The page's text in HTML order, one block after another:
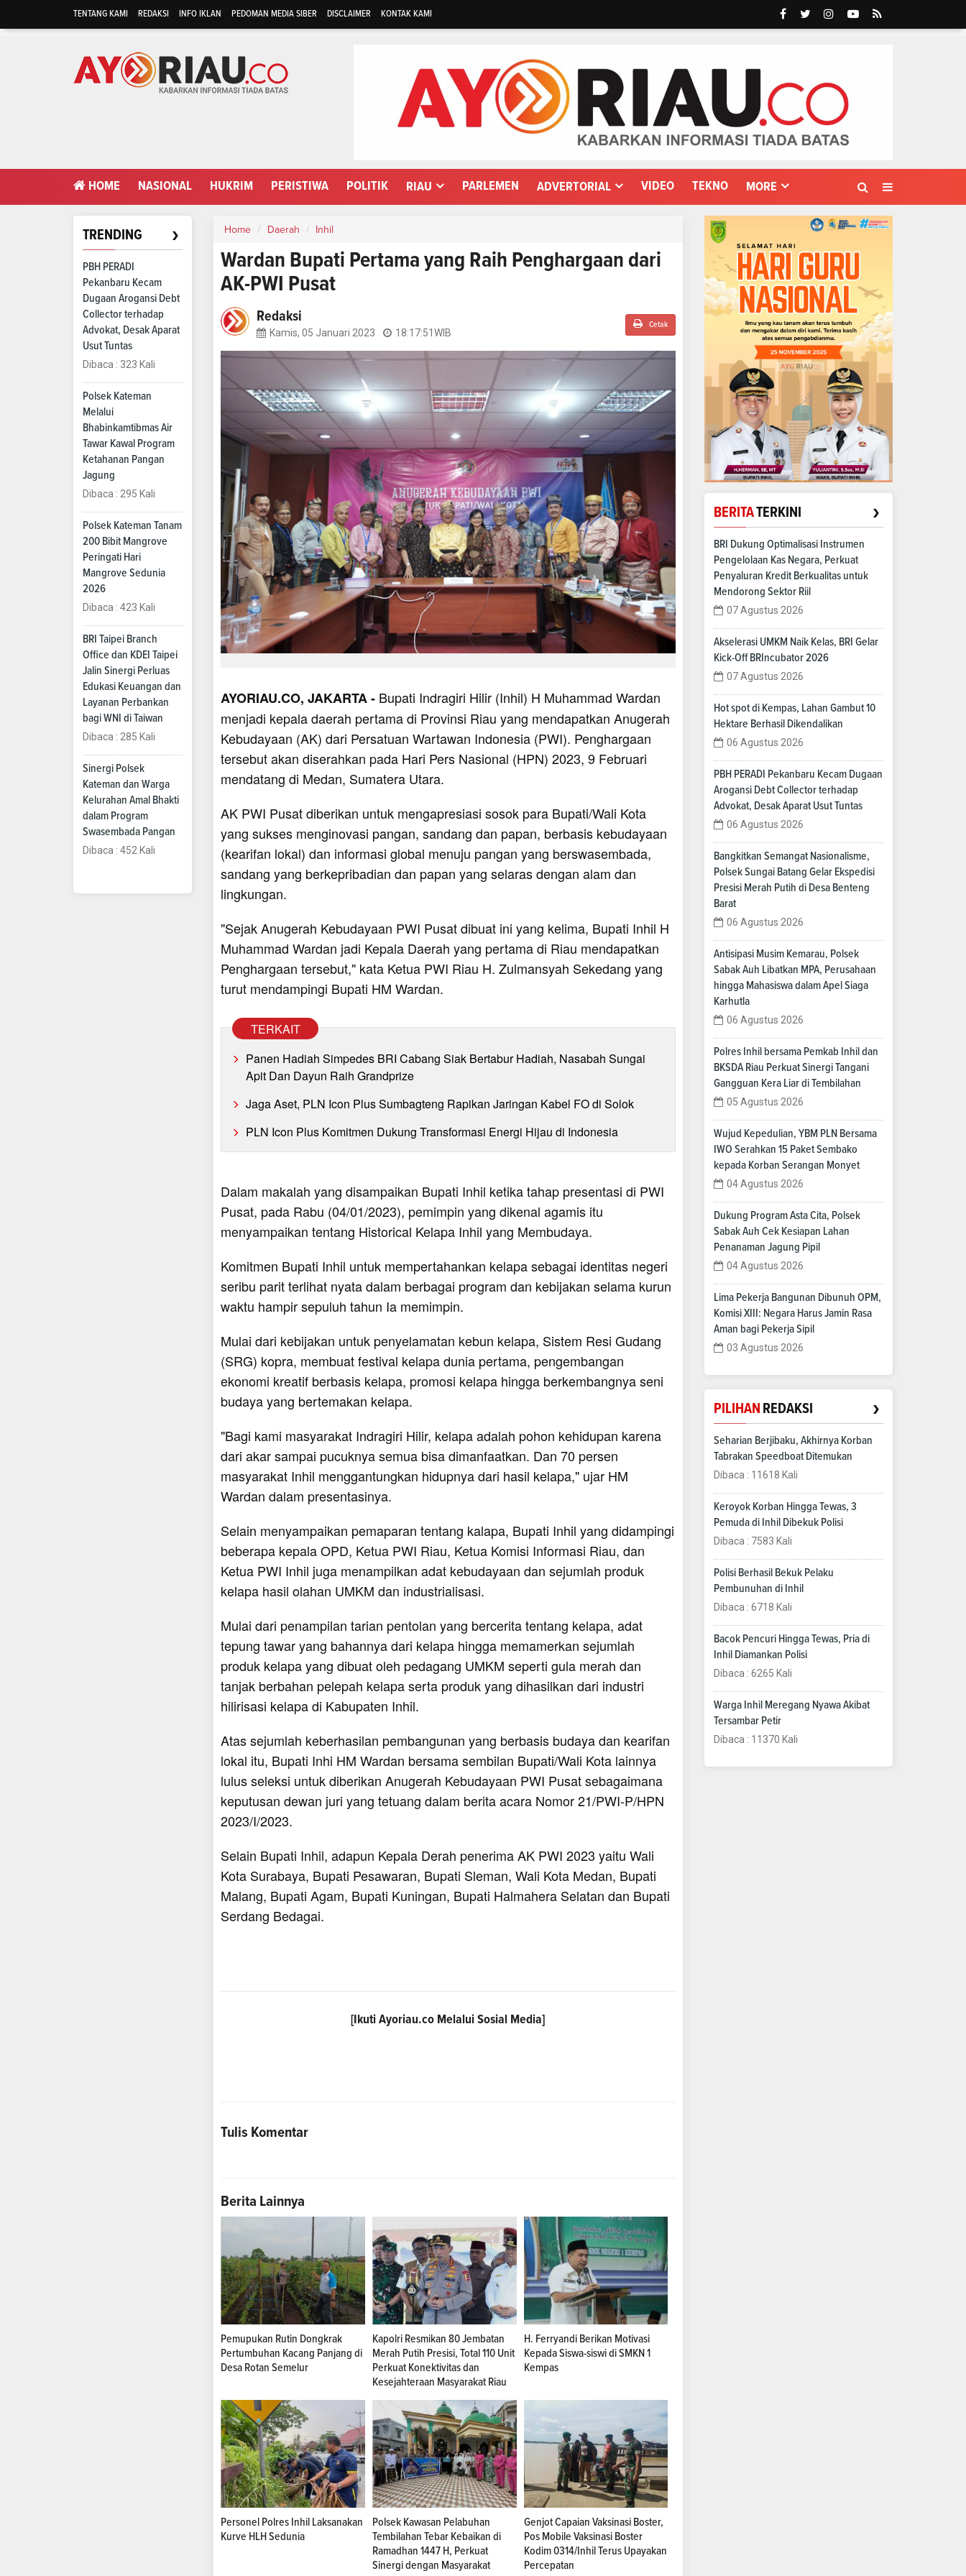
TENTANG KAMI REDAKSI INFO IKLAN PEDOMAN MEDIA SIBER DISCLAIMER KONTAK KAMI
HOME NASIONAL HUKRIM PERISTIWA POLITIK RIAU PARLEMEN ADVERTORIAL VIDEO TEKNO MORE
TRENDING ›
PBH PERADI
Pekanbaru Kecam
Dugaan Arogansi Debt
Collector terhadap
Advokat, Desak Aparat
Usut Tuntas
Dibaca : 323 Kali
Polsek Kateman
Melalui
Bhabinkamtibmas Air
Tawar Kawal Program
Ketahanan Pangan
Jagung
Dibaca : 295 Kali
Polsek Kateman Tanam
200 Bibit Mangrove
Peringati Hari
Mangrove Sedunia
2026
Dibaca : 423 Kali
BRI Taipei Branch
Office dan KDEI Taipei
Jalin Sinergi Perluas
Edukasi Keuangan dan
Layanan Perbankan
bagi WNI di Taiwan
Dibaca : 285 Kali
Sinergi Polsek
Kateman dan Warga
Kelurahan Amal Bhakti
dalam Program
Swasembada Pangan
Dibaca : 452 Kali
Home Daerah Inhil
Wardan Bupati Pertama yang Raih Penghargaan dari
AK-PWI Pusat
Redaksi
Kamis, 05 Januari 2023 18:17:51WIB
Cetak
AYORIAU.CO, JAKARTA - Bupati Indragiri Hilir (Inhil) H Muhammad Wardan
menjadi kepala daerah pertama di Provinsi Riau yang mendapatkan Anugerah
Kebudayaan (AK) dari Persatuan Wartawan Indonesia (PWI). Penghargaan
tersebut akan diserahkan pada Hari Pers Nasional (HPN) 2023, 9 Februari
mendatang di Medan, Sumatera Utara.
AK PWI Pusat diberikan untuk mengapresiasi sosok para Bupati/Wali Kota
yang sukses menginovasi pangan, sandang dan papan, berbasis kebudayaan
(kearifan lokal) dan informasi global menuju pangan yang berswasembada,
sandang yang berkepribadian dan papan yang selaras dengan alam dan
lingkungan.
"Sejak Anugerah Kebudayaan PWI Pusat dibuat ini yang kelima, Bupati Inhil H
Muhammad Wardan jadi Kepala Daerah yang pertama di Riau mendapatkan
Penghargaan tersebut," kata Ketua PWI Riau H. Zulmansyah Sekedang yang
turut mendampingi Bupati HM Wardan.
TERKAIT
Panen Hadiah Simpedes BRI Cabang Siak Bertabur Hadiah, Nasabah Sungai
Apit Dan Dayun Raih Grandprize
Jaga Aset, PLN Icon Plus Sumbagteng Rapikan Jaringan Kabel FO di Solok
PLN Icon Plus Komitmen Dukung Transformasi Energi Hijau di Indonesia
Dalam makalah yang disampaikan Bupati Inhil ketika tahap presentasi di PWI
Pusat, pada Rabu (04/01/2023), pemimpin yang dikenal agamis itu
menyampaikan tentang Historical Kelapa Inhil yang Membudaya.
Komitmen Bupati Inhil untuk mempertahankan kelapa sebagai identitas negeri
seribu parit terlihat nyata dalam berbagai program dan kebijakan selama kurun
waktu hampir sepuluh tahun Ia memimpin.
Mulai dari kebijakan untuk penyelamatan kebun kelapa, Sistem Resi Gudang
(SRG) kopra, membuat festival kelapa dunia pertama, pengembangan
ekonomi kreatif berbasis kelapa, promosi kelapa hingga berkembangnya seni
budaya yang bertemakan kelapa.
"Bagi kami masyarakat Indragiri Hilir, kelapa adalah pohon kehidupan karena
dari akar sampai pucuknya semua bisa dimanfaatkan. Dan 70 persen
masyarakat Inhil menggantungkan hidupnya dari hasil kelapa," ujar HM
Wardan dalam presentasinya.
Selain menyampaikan pemaparan tentang kalapa, Bupati Inhil yang didampingi
beberapa kepala OPD, Ketua PWI Riau, Ketua Komisi Informasi Riau, dan
Ketua PWI Inhil juga menampilkan adat kebudayaan dan sejumlah produk
kelapa hasil olahan UMKM dan industrialisasi.
Mulai dari penampilan tarian pentolan yang bercerita tentang kelapa, adat
tepung tawar yang bahannya dari kelapa hingga memamerkan sejumlah
produk kelapa yang dibuat oleh pedagang UMKM seperti gula merah dan
tanjak berbahan pelepah kelapa serta produk yang dihasilkan dari industri
hilirisasi kelapa di Kabupaten Inhil.
Atas sejumlah keberhasilan pembangunan yang berbasis budaya dan kearifan
lokal itu, Bupati Inhi HM Wardan bersama sembilan Bupati/Wali Kota lainnya
lulus seleksi untuk diberikan Anugerah Kebudayaan PWI Pusat sebagaimana
keputusan dewan juri yang tetuang dalam berita acara Nomor 21/PWI-P/HPN
2023/I/2023.
Selain Bupati Inhil, adapun Kepala Derah penerima AK PWI 2023 yaitu Wali
Kota Surabaya, Bupati Pesawaran, Bupati Sleman, Wali Kota Medan, Bupati
Malang, Bupati Agam, Bupati Kuningan, Bupati Halmahera Selatan dan Bupati
Serdang Bedagai.
[IkutiAyoriau.co Melalui Sosial Media]
Tulis Komentar
Berita Lainnya
Pemupukan Rutin Dongkrak
Pertumbuhan Kacang Panjang di
Desa Rotan Semelur
Kapolri Resmikan 80 Jembatan
Merah Putih Presisi, Total 110 Unit
Perkuat Konektivitas dan
Kesejahteraan Masyarakat Riau
H. Ferryandi Berikan Motivasi
Kepada Siswa-siswi di SMKN 1
Kempas
Personel Polres Inhil Laksanakan
Kurve HLH Sedunia
Polsek Kawasan Pelabuhan
Tembilahan Tebar Kebaikan di
Ramadhan 1447 H, Perkuat
Sinergi dengan Masyarakat
Genjot Capaian Vaksinasi Boster,
Pos Mobile Vaksinasi Boster
Kodim 0314/Inhil Terus Upayakan
Percepatan
BERITATERKINI ›
BRI Dukung Optimalisasi Instrumen
Pengelolaan Kas Negara, Perkuat
Penyaluran Kredit Berkualitas untuk
Mendorong Sektor Riil
07 Agustus 2026
Akselerasi UMKM Naik Kelas, BRI Gelar
Kick-Off BRIncubator 2026
07 Agustus 2026
Hot spot di Kempas, Lahan Gambut 10
Hektare Berhasil Dikendalikan
06 Agustus 2026
PBH PERADI Pekanbaru Kecam Dugaan
Arogansi Debt Collector terhadap
Advokat, Desak Aparat Usut Tuntas
06 Agustus 2026
Bangkitkan Semangat Nasionalisme,
Polsek Sungai Batang Gelar Ekspedisi
Presisi Merah Putih di Desa Benteng
Barat
06 Agustus 2026
Antisipasi Musim Kemarau, Polsek
Sabak Auh Libatkan MPA, Perusahaan
hingga Mahasiswa dalam Apel Siaga
Karhutla
06 Agustus 2026
Polres Inhil bersama Pemkab Inhil dan
BKSDA Riau Perkuat Sinergi Tangani
Gangguan Kera Liar di Tembilahan
05 Agustus 2026
Wujud Kepedulian, YBM PLN Bersama
IWO Serahkan 15 Paket Sembako
kepada Korban Serangan Monyet
04 Agustus 2026
Dukung Program Asta Cita, Polsek
Sabak Auh Cek Kesiapan Lahan
Penanaman Jagung Pipil
04 Agustus 2026
Lima Pekerja Bangunan Dibunuh OPM,
Komisi XIII: Negara Harus Jamin Rasa
Aman bagi Pekerja Sipil
03 Agustus 2026
PILIHAN REDAKSI ›
Seharian Berjibaku, Akhirnya Korban
Tabrakan Speedboat Ditemukan
Dibaca : 11618 Kali
Keroyok Korban Hingga Tewas, 3
Pemuda di Inhil Dibekuk Polisi
Dibaca : 7583 Kali
Polisi Berhasil Bekuk Pelaku
Pembunuhan di Inhil
Dibaca : 6718 Kali
Bacok Pencuri Hingga Tewas, Pria di
Inhil Diamankan Polisi
Dibaca : 6265 Kali
Warga Inhil Meregang Nyawa Akibat
Tersambar Petir
Dibaca : 11370 Kali